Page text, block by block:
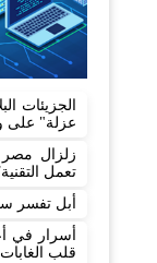
الجزيئات
عزلة" على
زلزال مصر
تعمل
أبل تفسر
أسرار في
قلب الغابات